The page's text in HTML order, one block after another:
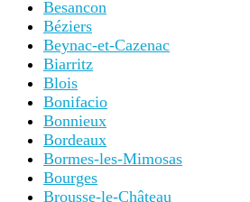
Besancon
Béziers
Beynac-et-Cazenac
Biarritz
Blois
Bonifacio
Bonnieux
Bordeaux
Bormes-les-Mimosas
Bourges
Brousse-le-Château